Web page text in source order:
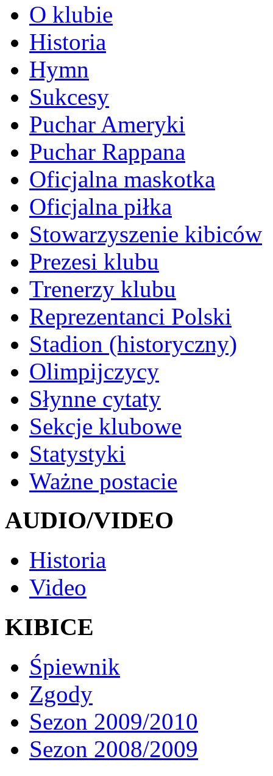
O klubie
Historia
Hymn
Sukcesy
Puchar Ameryki
Puchar Rappana
Oficjalna maskotka
Oficjalna piłka
Stowarzyszenie kibiców
Prezesi klubu
Trenerzy klubu
Reprezentanci Polski
Stadion (historyczny)
Olimpijczycy
Słynne cytaty
Sekcje klubowe
Statystyki
Ważne postacie
AUDIO/VIDEO
Historia
Video
KIBICE
Śpiewnik
Zgody
Sezon 2009/2010
Sezon 2008/2009